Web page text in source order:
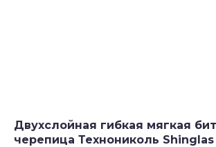
Двухслойная гибкая мягкая
черепица Технониколь